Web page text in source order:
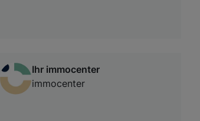
Ihr immocenter
immocenter